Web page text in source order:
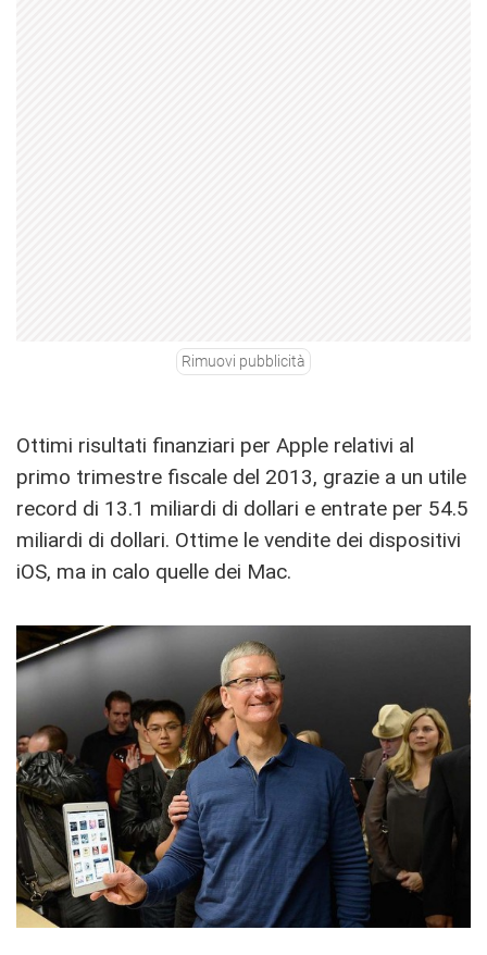
Rimuovi pubblicità
Ottimi risultati finanziari per Apple relativi al
primo trimestre fiscale del 2013, grazie a un utile
record di 13.1 miliardi di dollari e entrate per 54.5
miliardi di dollari. Ottime le vendite dei dispositivi
iOS, ma in calo quelle dei Mac.